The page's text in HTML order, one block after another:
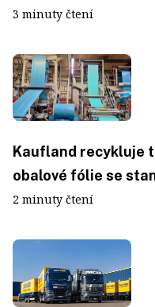
3 minuty čtení
Kaufland recykluje
obalové fólie se
2 minuty čtení